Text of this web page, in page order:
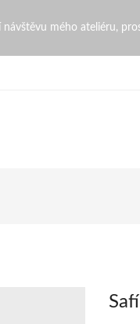
návštěvu mého ateliéru,